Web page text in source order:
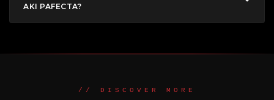
AKI PAFECTA?
// DISCOVER MORE